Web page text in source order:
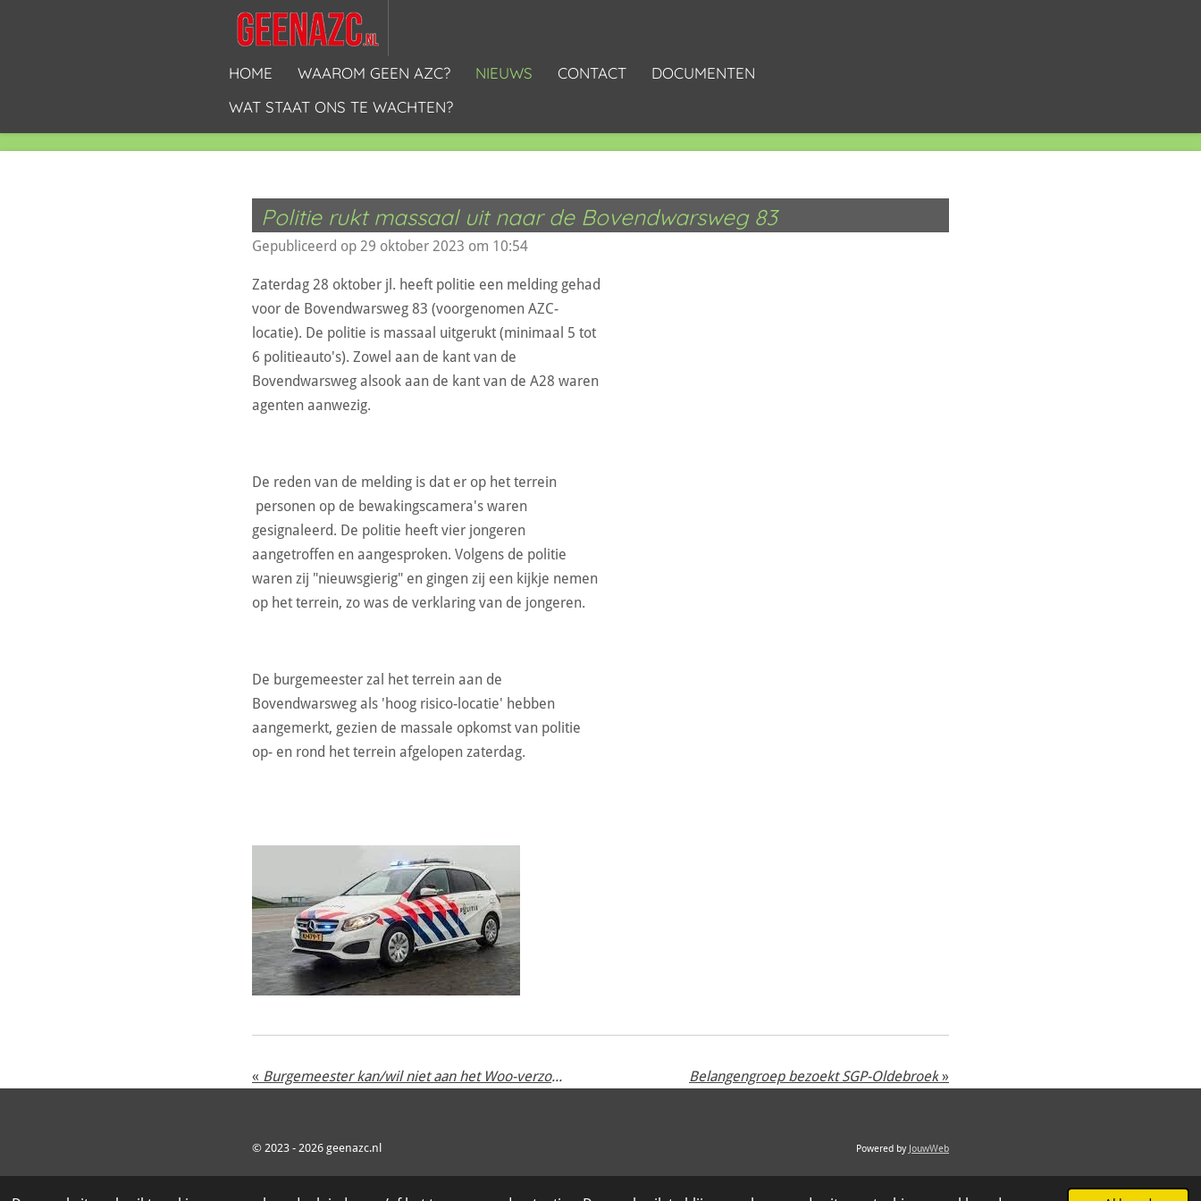
HOME WAAROM GEEN AZC? NIEUWS CONTACT
DOCUMENTEN
WAT STAAT ONS TE WACHTEN?
Politie rukt massaal uit naar de Bovendwarsweg 83
Gepubliceerd op 29 oktober 2023 om 10:54
Zaterdag 28 oktober jl. heeft politie een melding gehad
voor de Bovendwarsweg 83 (voorgenomen AZC-
locatie). De politie is massaal uitgerukt (minimaal 5 tot
6 politieauto's). Zowel aan de kant van de
Bovendwarsweg alsook aan de kant van de A28 waren
agenten aanwezig.
De reden van de melding is dat er op het terrein
personen op de bewakingscamera's waren
gesignaleerd. De politie heeft vier jongeren
aangetroffen en aangesproken. Volgens de politie
waren zij "nieuwsgierig" en gingen zij een kijkje nemen
op het terrein, zo was de verklaring van de jongeren.
De burgemeester zal het terrein aan de
Bovendwarsweg als 'hoog risico-locatie' hebben
aangemerkt, gezien de massale opkomst van politie
op- en rond het terrein afgelopen zaterdag.
« Burgemeester kan/wil niet aan het Woo-verzoek voldoen!! Belangengroep gaat naar de Rechter. Belangengroep bezoekt SGP-Oldebroek »
© 2023 - 2026 geenazc.nl Powered by JouwWeb